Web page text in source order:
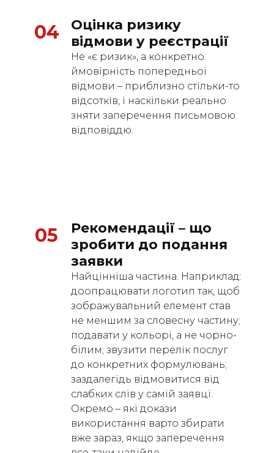
04
Оцінка ризику
відмови у реєстрації
Не «є ризик», а конкретно:
ймовірність попередньої
відмови – приблизно стільки-то
відсотків, і наскільки реально
зняти заперечення письмовою
відповіддю.
05
Рекомендації – що
зробити до подання
заявки
Найцінніша частина. Наприклад:
доопрацювати логотип так, щоб
зображувальний елемент став
не меншим за словесну частину;
подавати у кольорі, а не чорно-
білим; звузити перелік послуг
до конкретних формулювань;
заздалегідь відмовитися від
слабких слів у самій заявці.
Окремо – які докази
використання варто збирати
вже зараз, якщо заперечення